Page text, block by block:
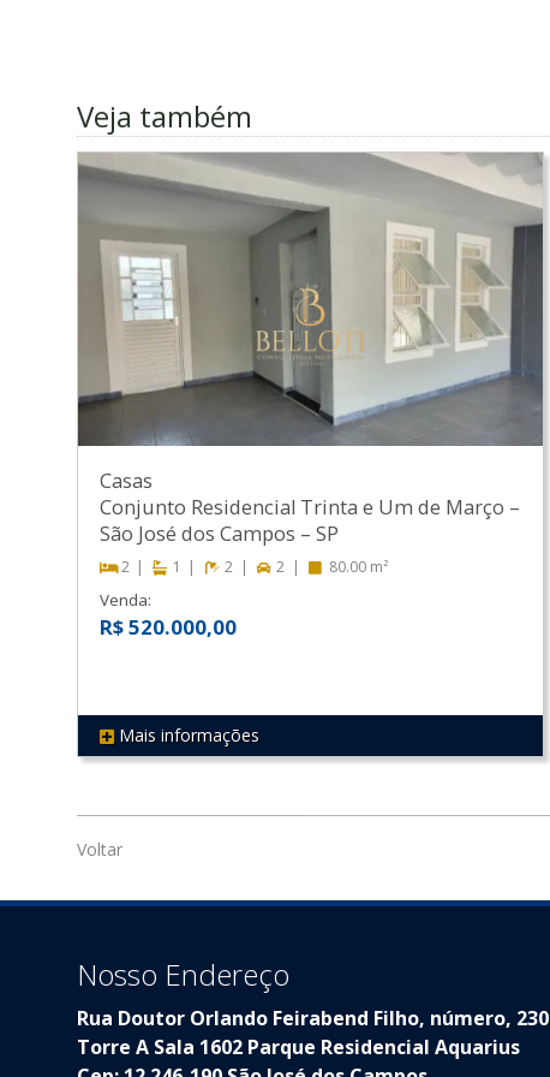
Veja também
REF 220
Casas
Conjunto Residencial Trinta e Um de Março –
São José dos Campos – SP
2 1 2 2 80.00 m²
Venda:
R$ 520.000,00
Mais informações
Voltar
Nosso Endereço
Rua Doutor Orlando Feirabend Filho, número, 230
Torre A Sala 1602 Parque Residencial Aquarius